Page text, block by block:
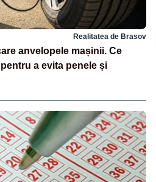
Realitatea de Brasov
anvelopele mașinii. Ce
a evita penele și